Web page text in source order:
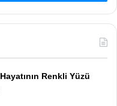
Renkli Yüzü